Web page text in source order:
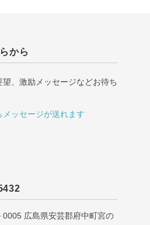
から
、激励メッセージなどお待ち
メッセージが送れます
広島県安芸郡府中町宮の